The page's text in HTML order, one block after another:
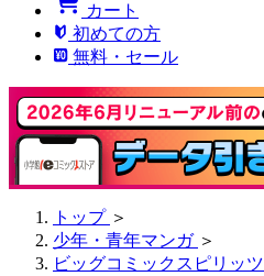
カート
初めての方
無料・セール
トップ ＞
少年・青年マンガ ＞
ビッグコミックスピリッツ